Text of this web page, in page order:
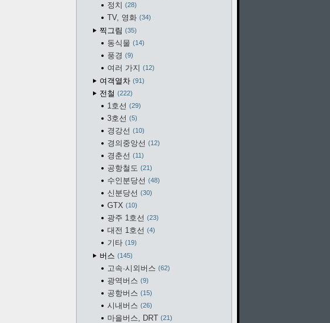
정치 28
TV, 영화 34
찍그림 35
동식물 14
풍경 9
여러 가지 12
여객열차 91
전철 222
1호선 29
3호선 5
경강선 10
경의중앙선 12
경춘선 11
공항철도 21
수인분당선 48
신분당선 30
GTX 10
광주 1호선 23
대전 1호선 4
기타 19
버스 145
고속·시외버스 62
광역버스 9
공항버스 15
시내버스 26
마을버스, DRT 21